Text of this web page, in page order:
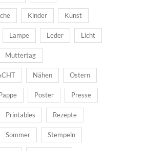
Kinder Kunst
Lampe Leder Licht
Muttertag
Nähen Ostern
Poster Presse
Printables Rezepte
Sommer Stempeln